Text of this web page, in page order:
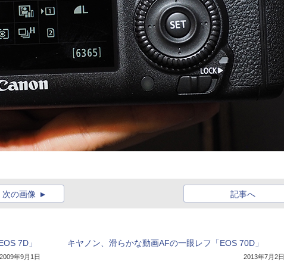
記事へ
次の画像
7D」
2009年9月1日
キヤノン、滑らかな動画AFの一眼レフ「EOS 70D」
2013年7月2日